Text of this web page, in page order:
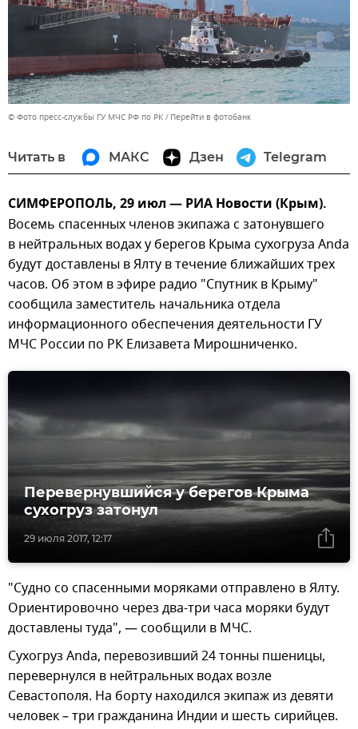
© Фото пресс-службы ГУ МЧС РФ по РК Перейти в фотобанк
Читать в МАКС Дзен Telegram
СИМФЕРОПОЛЬ, 29 июл — РИА Новости (Крым).
Восемь спасенных членов экипажа с затонувшего
в нейтральных водах у берегов Крыма сухогруза Anda
будут доставлены в Ялту в течение ближайших трех
часов. Об этом в эфире радио "Спутник в Крыму"
сообщила заместитель начальника отдела
информационного обеспечения деятельности ГУ
МЧС России по РК Елизавета Мирошниченко.
29 июля 2017, 12:17
Перевернувшийся у берегов Крыма
сухогруз затонул
"Судно со спасенными моряками отправлено в Ялту.
Ориентировочно через два-три часа моряки будут
доставлены туда", — сообщили в МЧС.
Сухогруз Anda, перевозивший 24 тонны пшеницы,
перевернулся в нейтральных водах возле
Севастополя. На борту находился экипаж из девяти
человек – три гражданина Индии и шесть сирийцев.